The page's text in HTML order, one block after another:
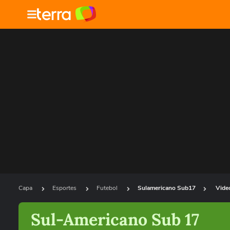
Capa Esportes Futebol Sulamericano Sub17
Sul-Americano Sub 17